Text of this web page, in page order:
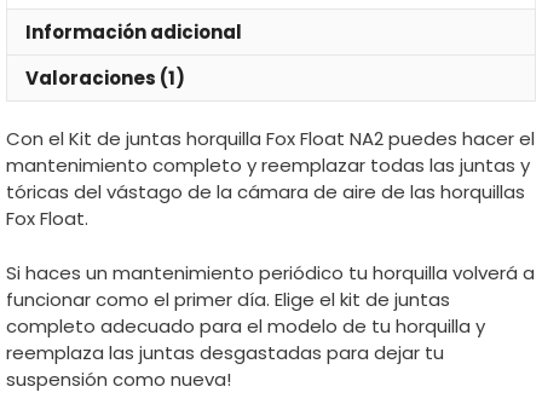
Información adicional
Valoraciones (1)
Con el Kit de juntas horquilla Fox Float NA2 puedes hacer el
mantenimiento completo y reemplazar todas las juntas y
tóricas del vástago de la cámara de aire de las horquillas
Fox Float.
Si haces un mantenimiento periódico tu horquilla volverá a
funcionar como el primer día. Elige el kit de juntas
completo adecuado para el modelo de tu horquilla y
reemplaza las juntas desgastadas para dejar tu
suspensión como nueva!